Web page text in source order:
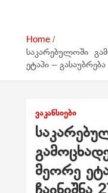
Home
საკარებულოში
ეტაპი –
ᲕᲐᲙᲐᲜᲡᲘᲔᲑᲘ
მეორე